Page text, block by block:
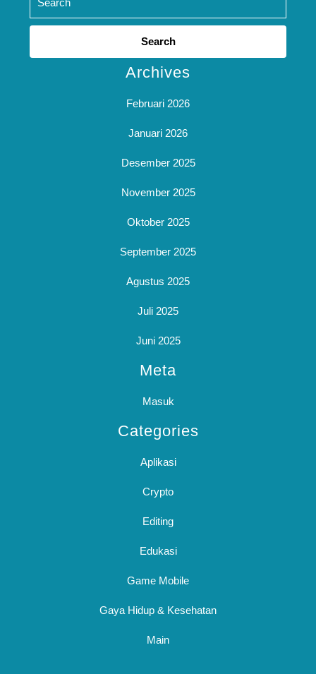
Search
Archives
Februari 2026
Januari 2026
Desember 2025
November 2025
Oktober 2025
September 2025
Agustus 2025
Juli 2025
Juni 2025
Meta
Masuk
Categories
Aplikasi
Crypto
Editing
Edukasi
Game Mobile
Gaya Hidup & Kesehatan
Main